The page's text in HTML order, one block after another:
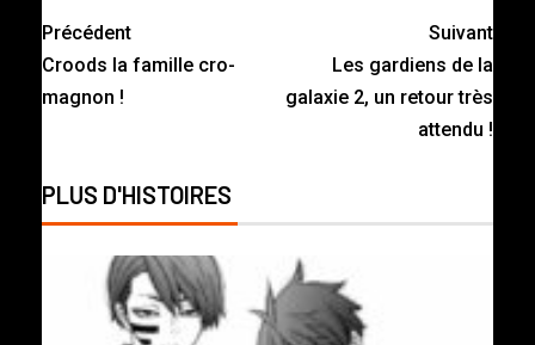
Précédent
Croods la famille cro-
magnon !
Suivant
Les gardiens de la
galaxie 2, un retour très
attendu !
PLUS D'HISTOIRES